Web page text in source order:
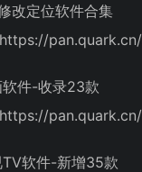
改定位软件合集
件-收录23款
软件-新增35款